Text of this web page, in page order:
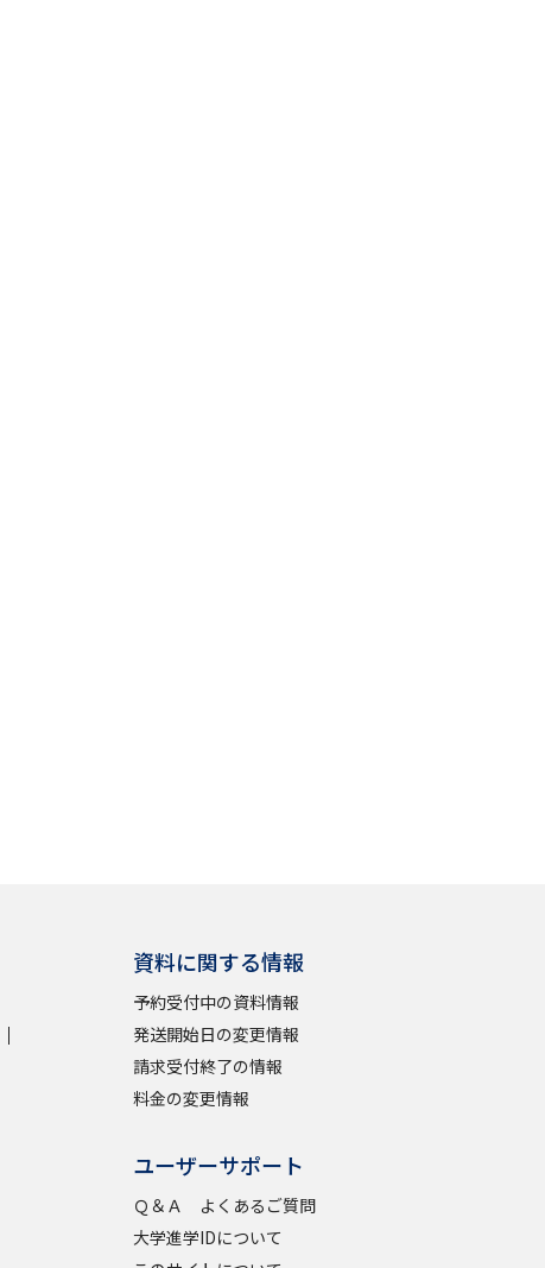
資料に関する情報
予約受付中の資料情報
発送開始日の変更情報
請求受付終了の情報
料金の変更情報
ユーザーサポート
Ｑ＆Ａ よくあるご質問
大学進学IDについて